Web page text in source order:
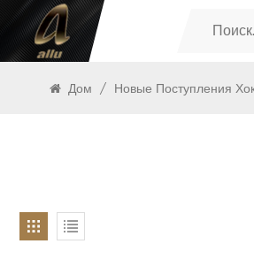
ПРОДУКТЫ
Дом / Новые Поступления